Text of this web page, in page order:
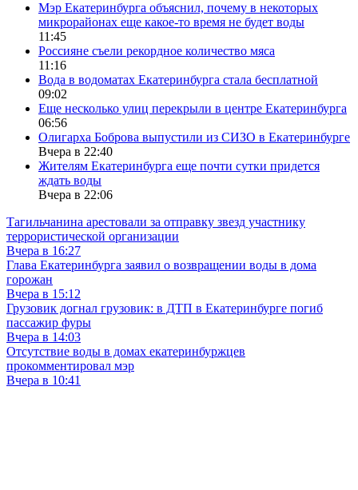
Мэр Екатеринбурга объяснил, почему в некоторых
микрорайонах еще какое-то время не будет воды
11:45
Россияне съели рекордное количество мяса
11:16
Вода в водоматах Екатеринбурга стала бесплатной
09:02
Еще несколько улиц перекрыли в центре Екатеринбурга
06:56
Олигарха Боброва выпустили из СИЗО в Екатеринбурге
Вчера в 22:40
Жителям Екатеринбурга еще почти сутки придется
ждать воды
Вчера в 22:06
Тагильчанина арестовали за отправку звезд участнику
террористической организации
Вчера в 16:27
Глава Екатеринбурга заявил о возвращении воды в дома
горожан
Вчера в 15:12
Грузовик догнал грузовик: в ДТП в Екатеринбурге погиб
пассажир фуры
Вчера в 14:03
Отсутствие воды в домах екатеринбуржцев
прокомментировал мэр
Вчера в 10:41